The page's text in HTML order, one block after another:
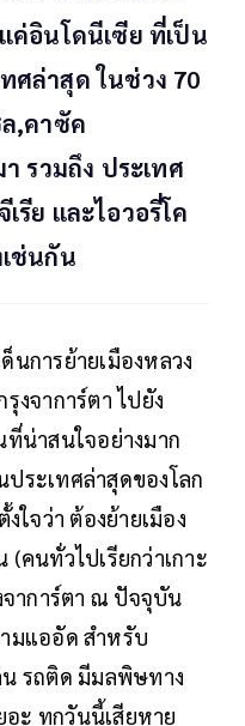
ค่อินโดนีเซีย ที่เป็น
ศล่าสุด ในช่วง 70
,คาซัค
รวมถึง ประเทศ
รีย และไอวอรี่โค
ช่นกัน
การย้ายเมืองหลวง
งจาการ์ตา ไปยัง
ที่น่าสนใจอย่างมาก
ประเทศล่าสุดของโลก
ใจว่า ต้องย้ายเมือง
คนทั่วไปเรียกว่าเกาะ
จาการ์ตา ณ ปัจจุบัน
มแออัด สำหรับ
รถติด มีมลพิษทาง
อะ ทุกวันนี้เสียหาย